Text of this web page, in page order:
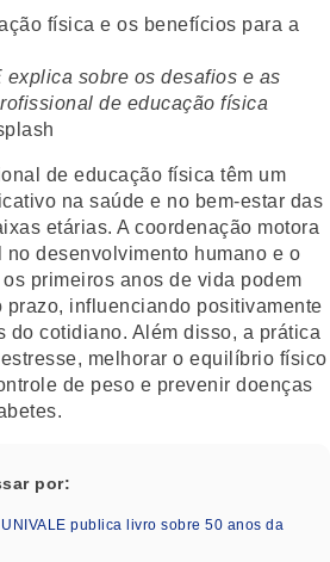
explica sobre os desafios e as
de educação física
de educação física têm um
na saúde e no bem-estar das
etárias. A coordenação motora
no desenvolvimento humano e o
primeiros anos de vida podem
prazo, influenciando positivamente
do cotidiano. Além disso, a prática
melhorar o equilíbrio físico
de peso e prevenir doenças
por:
publica livro sobre 50 anos da